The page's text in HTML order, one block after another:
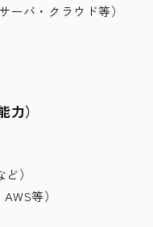
ーバ・クラウド等）
）
）
等）